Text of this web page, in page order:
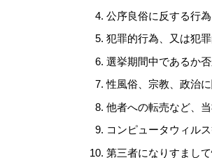
公序良俗に反する行
犯罪的行為、又は犯
選挙期間中であるか
性風俗、宗教、政治に
他者への転売など、
コンピュータウィル
第三者になりすまし